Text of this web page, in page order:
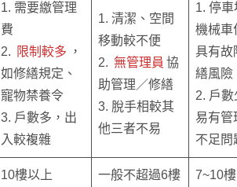
1. 需要繳管理
費
2.
限制較多 ，
如修繕規定、
寵物禁養令
3. 戶數多，出
入較複雜
1. 清潔、空間
移動較不便
2. 無管理員 協
助管理／修繕
3. 脫手相較其
他三者不易
1. 停車
機械車
具有故
繕風險
2. 戶數
易有管
不足問
10樓以上 一般不超過6樓 7~10樓